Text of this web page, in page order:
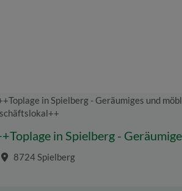
8724 Spielberg